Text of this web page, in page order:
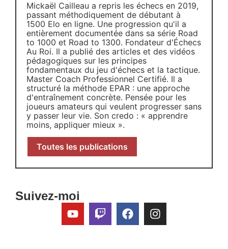
Mickaël Cailleau a repris les échecs en 2019,
passant méthodiquement de débutant à
1500 Elo en ligne. Une progression qu'il a
entièrement documentée dans sa série Road
to 1000 et Road to 1300. Fondateur d'Échecs
Au Roi. Il a publié des articles et des vidéos
pédagogiques sur les principes
fondamentaux du jeu d'échecs et la tactique.
Master Coach Professionnel Certifié. Il a
structuré la méthode EPAR : une approche
d'entraînement concrète. Pensée pour les
joueurs amateurs qui veulent progresser sans
y passer leur vie. Son credo : « apprendre
moins, appliquer mieux ».
Toutes les publications
Suivez-moi